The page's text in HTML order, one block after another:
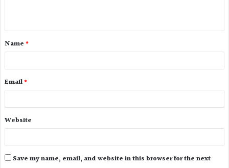
Name *
Email*
Website
Save my name, email, and website in this browser for the next